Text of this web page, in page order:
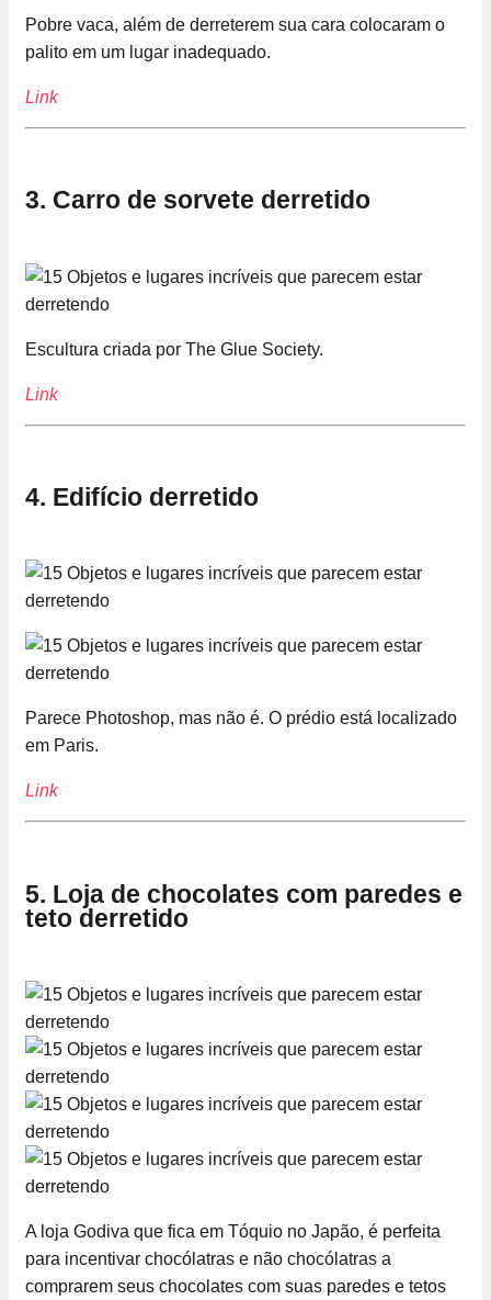
Pobre vaca, além de derreterem sua cara colocaram o
palito em um lugar inadequado.
Link
3. Carro de sorvete derretido
Escultura criada por The Glue Society.
Link
4. Edifício derretido
Parece Photoshop, mas não é. O prédio está localizado
em Paris.
Link
5. Loja de chocolates com paredes e
teto derretido
A loja Godiva que fica em Tóquio no Japão, é perfeita
para incentivar chocólatras e não chocólatras a
comprarem seus chocolates com suas paredes e tetos